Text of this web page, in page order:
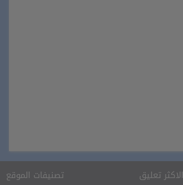
الاكثر تعليق تصنيفات الموقع